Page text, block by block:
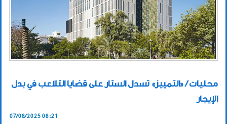
محليات / «التمييز» تسدل الستار على قضايا التلاعب في بدل
الإيجار
07/08/2025 08:21